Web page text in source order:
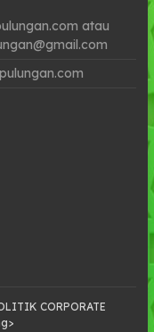
atau
CORPORATE